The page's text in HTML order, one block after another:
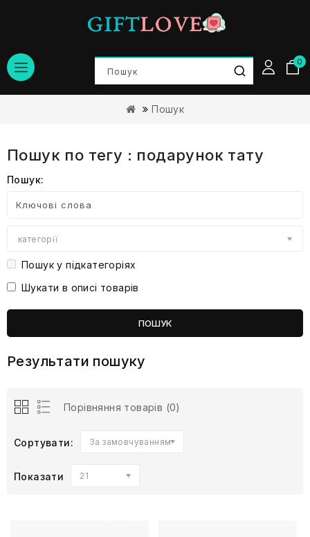
0
Пошук
Пошук по тегу : подарунок тату
Пошук:
категорії
Пошук у підкатегоріях
Шукати в описі товарів
Результати пошуку
Порівняння товарів (0)
Сортувати: За замовчуванням
Показати 21